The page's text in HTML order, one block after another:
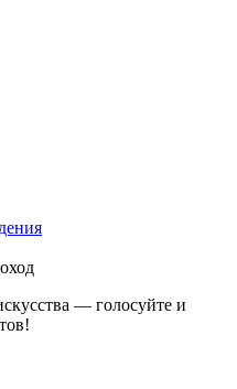
— голосуйте и